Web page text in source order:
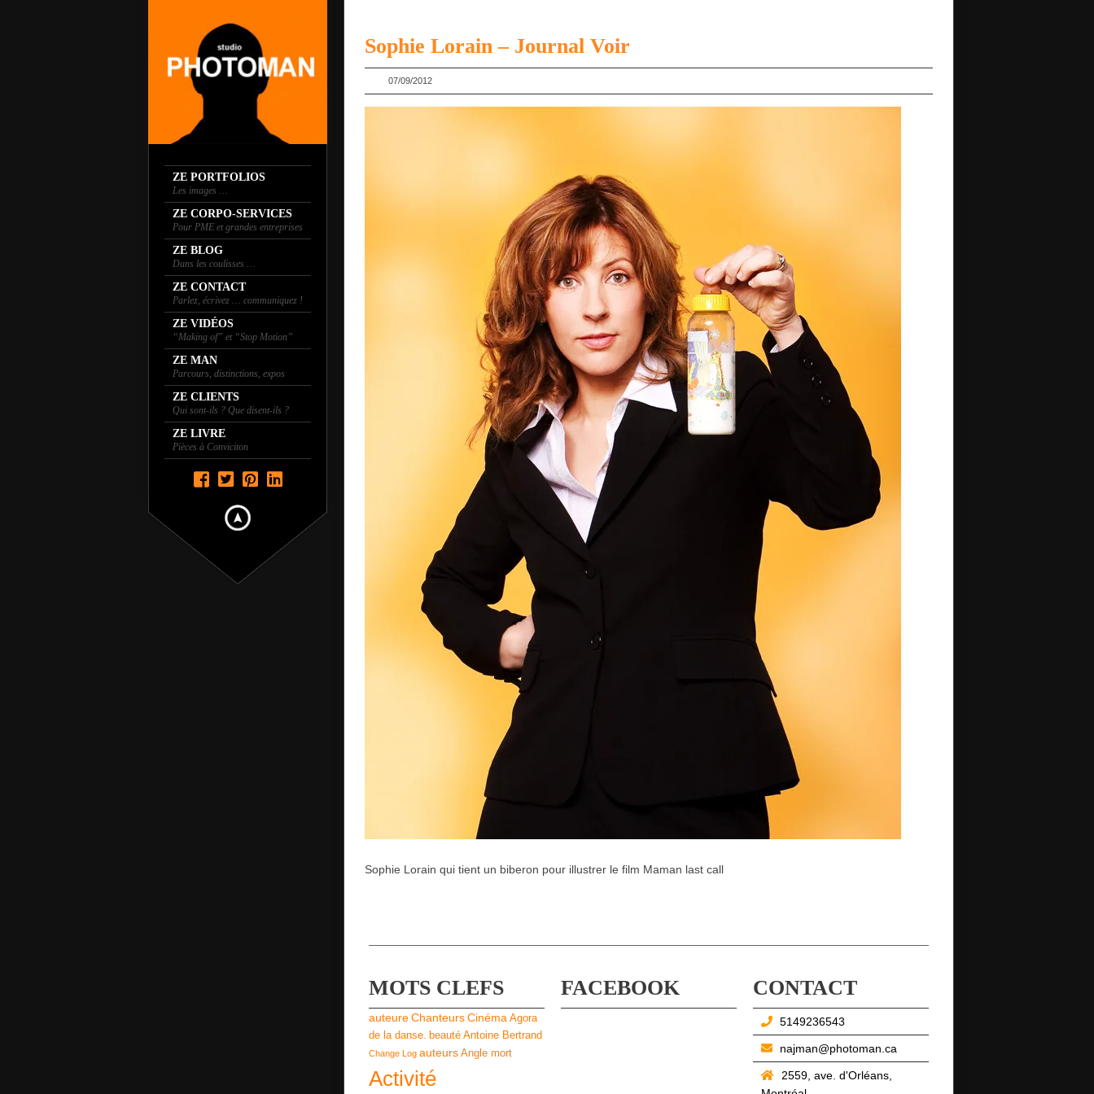
ZE PORTFOLIOS
Les images …
ZE CORPO-SERVICES
Pour PME et grandes entreprises
ZE BLOG
Dans les coulisses …
ZE CONTACT
Parlez, écrivez … communiquez !
ZE VIDÉOS
“Making of” et “Stop Motion”
ZE MAN
Parcours, distinctions, expos
ZE CLIENTS
Qui sont-ils ? Que disent-ils ?
ZE LIVRE
Pièces à Conviciton
Sophie Lorain – Journal Voir
07/09/2012
Sophie Lorain qui tient un biberon pour illustrer le film Maman last call
MOTS CLEFS
auteureChanteursCinéma Agora
de la danse. beauté Antoine Bertrand
Change Log auteurs Angle mort
Activité
FACEBOOK CONTACT
5149236543
najman@photoman.ca
2559, ave. d'Orléans,